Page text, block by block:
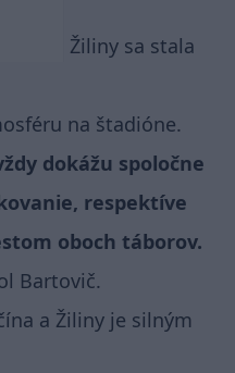
a Žiliny sa stala
na štadióne.
dokážu spoločne
respektíve
oboch táborov.
Bartovič.
a Žiliny je silným